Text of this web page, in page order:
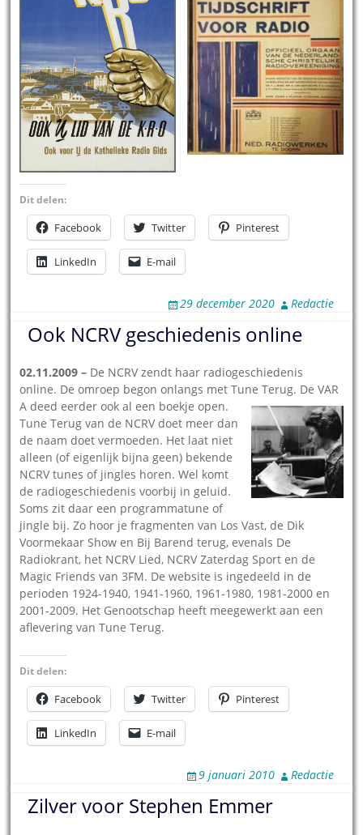
Dit delen:
Facebook Twitter Pinterest
LinkedIn E-mail
29 december 2020 Redactie
Ook NCRV geschiedenis online
02.11.2009 – De NCRV zendt haar radiogeschiedenis
online. De omroep begon onlangs met Tune Terug. De VAR
A deed eerder ook al een boekje open.
Tune Terug van de NCRV doet meer dan
de naam doet vermoeden. Het laat niet
alleen (of eigenlijk bijna geen) bekende
NCRV tunes of jingles horen. Wel komt
de radiogeschiedenis voorbij in geluid.
Soms zit daar een programmatune of
jingle bij. Zo hoor je fragmenten van Los Vast, de Dik
Voormekaar Show en Bij Barend terug, evenals De
Radiokrant, het NCRV Lied, NCRV Zaterdag Sport en de
Magic Friends van 3FM. De website is ingedeeld in de
perioden 1924-1940, 1941-1960, 1961-1980, 1981-2000 en
2001-2009. Het Genootschap heeft meegewerkt aan een
aflevering van Tune Terug.
Dit delen:
Facebook Twitter Pinterest
LinkedIn E-mail
9 januari 2010 Redactie
Zilver voor Stephen Emmer